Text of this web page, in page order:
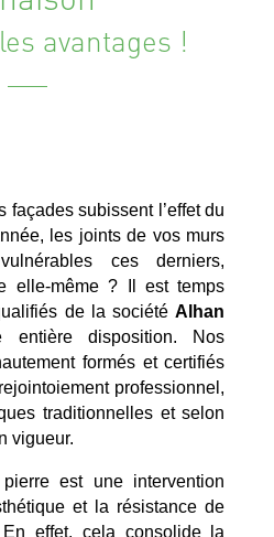
avantages !
façades subissent l’effet du
les joints de vos murs
ces derniers,
elle-même ? Il est temps
de la sociétéAlhan
disposition. Nos
formés et certifiés
professionnel,
traditionnelles et selon
vigueur.
est une intervention
et la résistance de
effet, cela consolide la